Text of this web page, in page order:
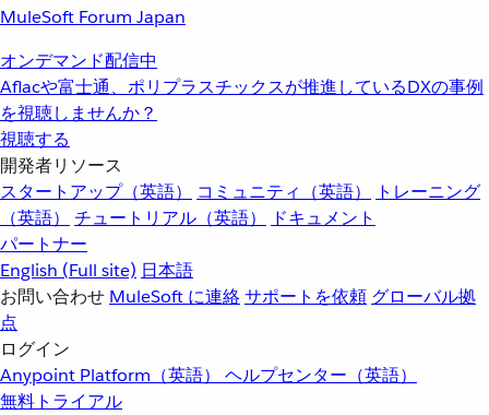
MuleSoft Forum Japan
オンデマンド配信中
Aflacや富士通、ポリプラスチックスが推進しているDXの事例
を視聴しませんか？
視聴する
開発者リソース
スタートアップ（英語）
コミュニティ（英語）
トレーニング
（英語）
チュートリアル（英語）
ドキュメント
パートナー
English (Full site) 日本語
お問い合わせ MuleSoft に連絡サポートを依頼 グローバル拠
点
ログイン
Anypoint Platform（英語） ヘルプセンター（英語）
無料トライアル